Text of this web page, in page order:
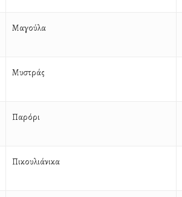
Μαγούλα
Μυστράς
Παρόρι
Πικουλιάνικα